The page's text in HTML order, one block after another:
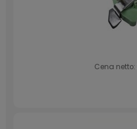
Cena netto: